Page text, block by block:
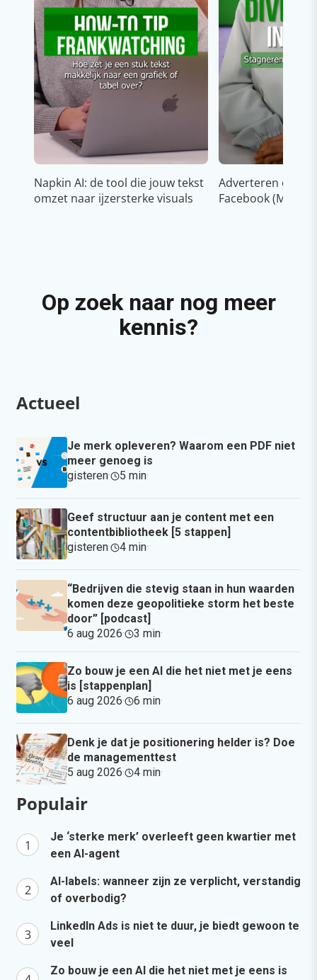
Napkin AI: de tool die jouw tekst
omzet naar ijzersterke visuals
Adverteren op
Facebook (Meta)
Op zoek naar nog meer
kennis?
Actueel
Je merk opleveren? Waarom een PDF niet
meer genoeg is
gisteren· 5 min·
Geef structuur aan je content met een
contentbibliotheek [5 stappen]
gisteren· 4 min·
“Bedrijven die stevig staan in hun waarden
komen deze geopolitieke storm het beste
door” [podcast]
6 aug 2026· 3 min·
Zo bouw je een AI die het niet met je eens
is [stappenplan]
6 aug 2026· 6 min·
Denk je dat je positionering helder is? Doe
de managementtest
5 aug 2026· 4 min·
Populair
Je ‘sterke merk’ overleeft geen kwartier met
een AI-agent
AI-labels: wanneer zijn ze verplicht, verstandig
of overbodig?
LinkedIn Ads is niet te duur, je biedt gewoon te
veel
Zo bouw je een AI die het niet met je eens is